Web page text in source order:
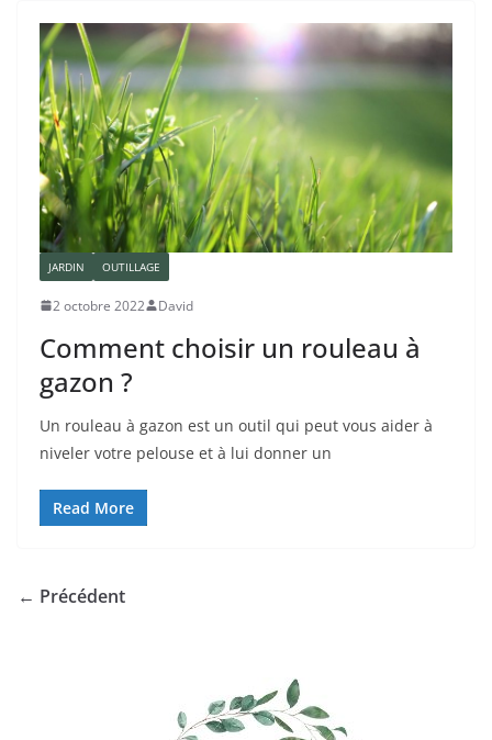
JARDIN OUTILLAGE
2 octobre 2022 David
Comment choisir un rouleau à
gazon ?
Un rouleau à gazon est un outil qui peut vous aider à
niveler votre pelouse et à lui donner un
Read More
← Précédent